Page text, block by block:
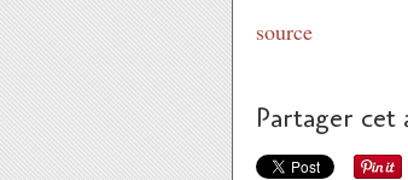
source
Partager